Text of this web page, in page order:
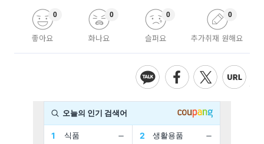
좋아요
0
화나요
0
슬퍼요
0
추가취재 원해요
0